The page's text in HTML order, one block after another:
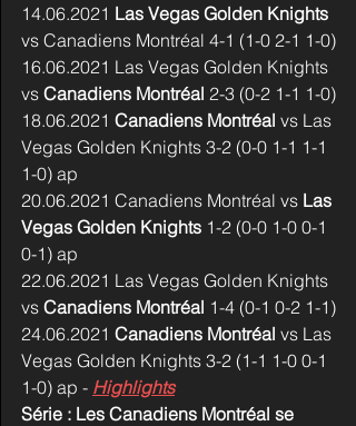
14.06.2021 Las Vegas Golden Knights
vs Canadiens Montréal 4-1 (1-0 2-1 1-0)
16.06.2021 Las Vegas Golden Knights
vs Canadiens Montréal 2-3 (0-2 1-1 1-0)
18.06.2021 Canadiens Montréal vs Las
Vegas Golden Knights 3-2 (0-0 1-1 1-1
1-0) ap
20.06.2021 Canadiens Montréal vs Las
Vegas Golden Knights 1-2 (0-0 1-0 0-1
0-1) ap
22.06.2021 Las Vegas Golden Knights
vs Canadiens Montréal 1-4 (0-1 0-2 1-1)
24.06.2021 Canadiens Montréal vs Las
Vegas Golden Knights 3-2 (1-1 1-0 0-1
1-0) ap - Highlights
Série : Les Canadiens Montréal se